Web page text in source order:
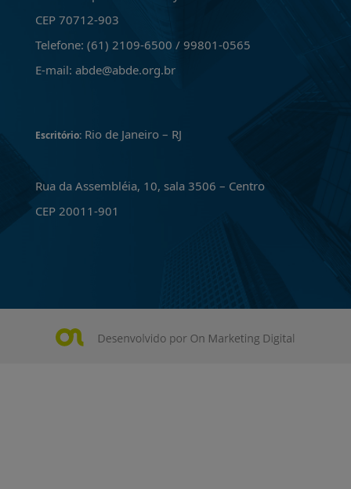
CEP 70712-903
Telefone: (61) 2109-6500 / 99801-0565
E-mail: abde@abde.org.br
Escritório:Rio de Janeiro – RJ
Rua da Assembléia, 10, sala 3506 – Centro
CEP 20011-901